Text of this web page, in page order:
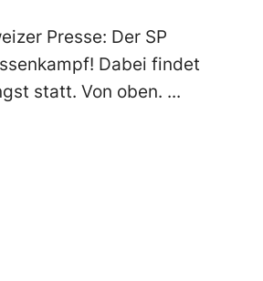
Presse: Der SP
Dabei findet
statt. Von oben.